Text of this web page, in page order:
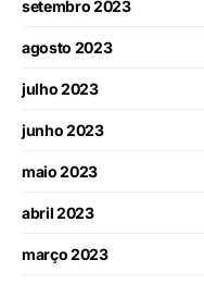
setembro 2023
agosto 2023
julho 2023
junho 2023
maio 2023
abril 2023
março 2023